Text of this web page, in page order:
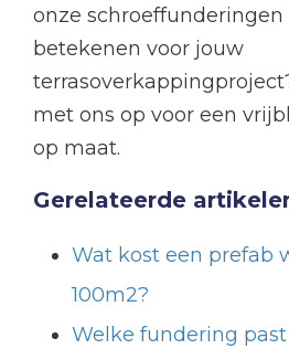
onze schroeffunderingen
betekenen voor jouw
met ons op voor een
op maat.
Gerelateerde
Wat kost een prefab
100m2?
Welke fundering